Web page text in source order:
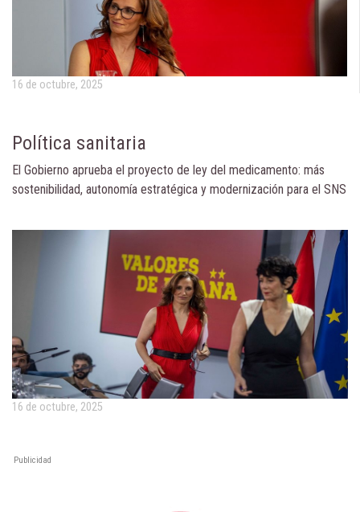
16 de octubre, 2025
Política sanitaria
El Gobierno aprueba el proyecto de ley del medicamento: más
sostenibilidad, autonomía estratégica y modernización para el SNS
16 de octubre, 2025
Publicidad